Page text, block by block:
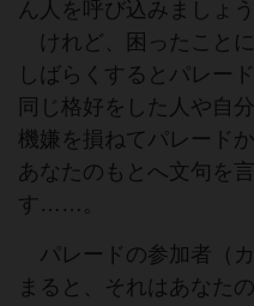
ん人を呼び込みましょう
けれど、困ったことに
しばらくするとパレー
同じ格好をした人や自
機嫌を損ねてパレード
あなたのもとへ文句を
す……。
パレードの参加者（
まると、それはあなた